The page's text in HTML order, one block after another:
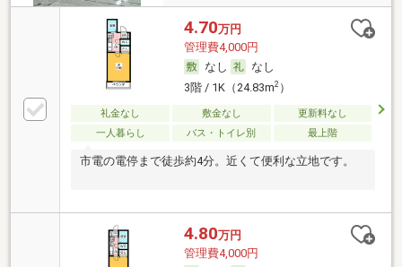
4.70万円
管理費4,000円
なし
なし
3階 / 1K（24.83m2）
礼金なし 敷金なし
更新料なし
一人暮らし
バス・トイレ別 最上階
市電の電停まで徒歩約4分。近くて便利な立地です。
4.80万円
管理費4,000円